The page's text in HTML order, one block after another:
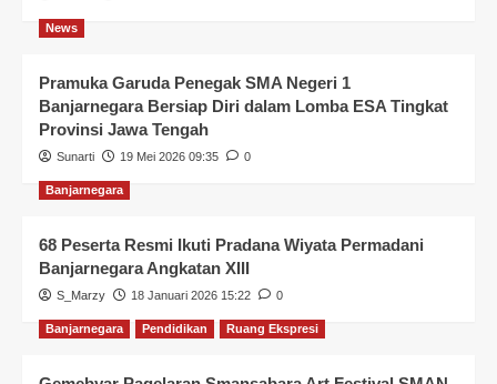
News
Pramuka Garuda Penegak SMA Negeri 1
Banjarnegara Bersiap Diri dalam Lomba ESA Tingkat
Provinsi Jawa Tengah
Sunarti 19 Mei 2026 09:35 0
Banjarnegara
68 Peserta Resmi Ikuti Pradana Wiyata Permadani
Banjarnegara Angkatan XIII
S_Marzy 18 Januari 2026 15:22 0
Banjarnegara Pendidikan Ruang Ekspresi